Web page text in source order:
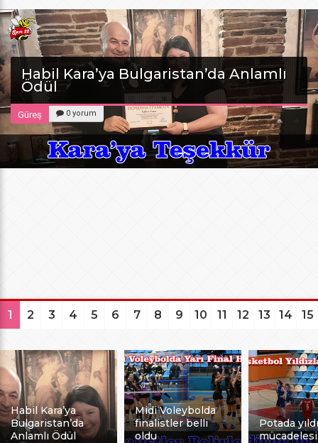
Habil Kara’ya Bulgaristan’da Anlamlı
Ödül
Güreş 0 yorum
1 2 3 4 5 6 7 8 9 10 11 12 13 14 15
Habil Kara’ya
Bulgaristan’da
Anlamlı Ödül
Midi Voleybolda
finalistler belli
oldu
Potada
mücadelesi